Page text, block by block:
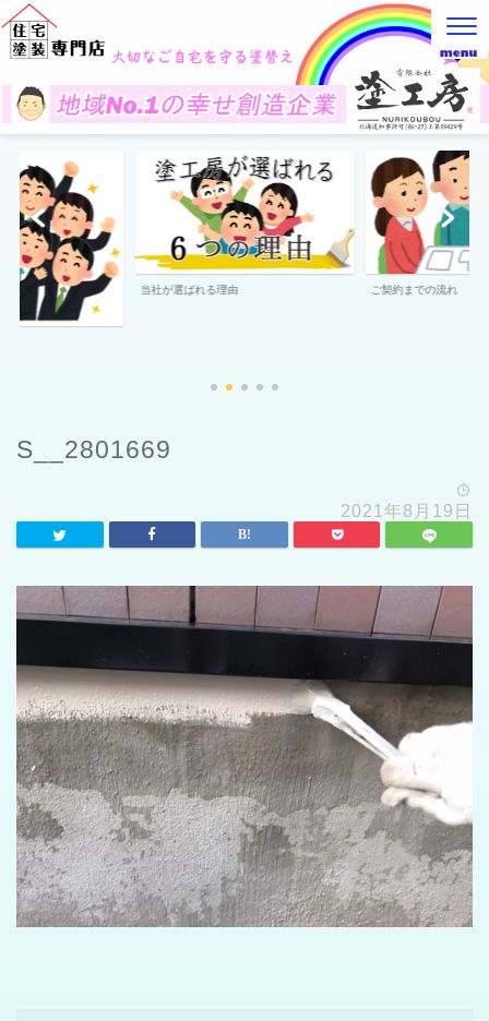
当社が選ばれる理由 ご契約までの流れ
S__2801669
2021年8月19日